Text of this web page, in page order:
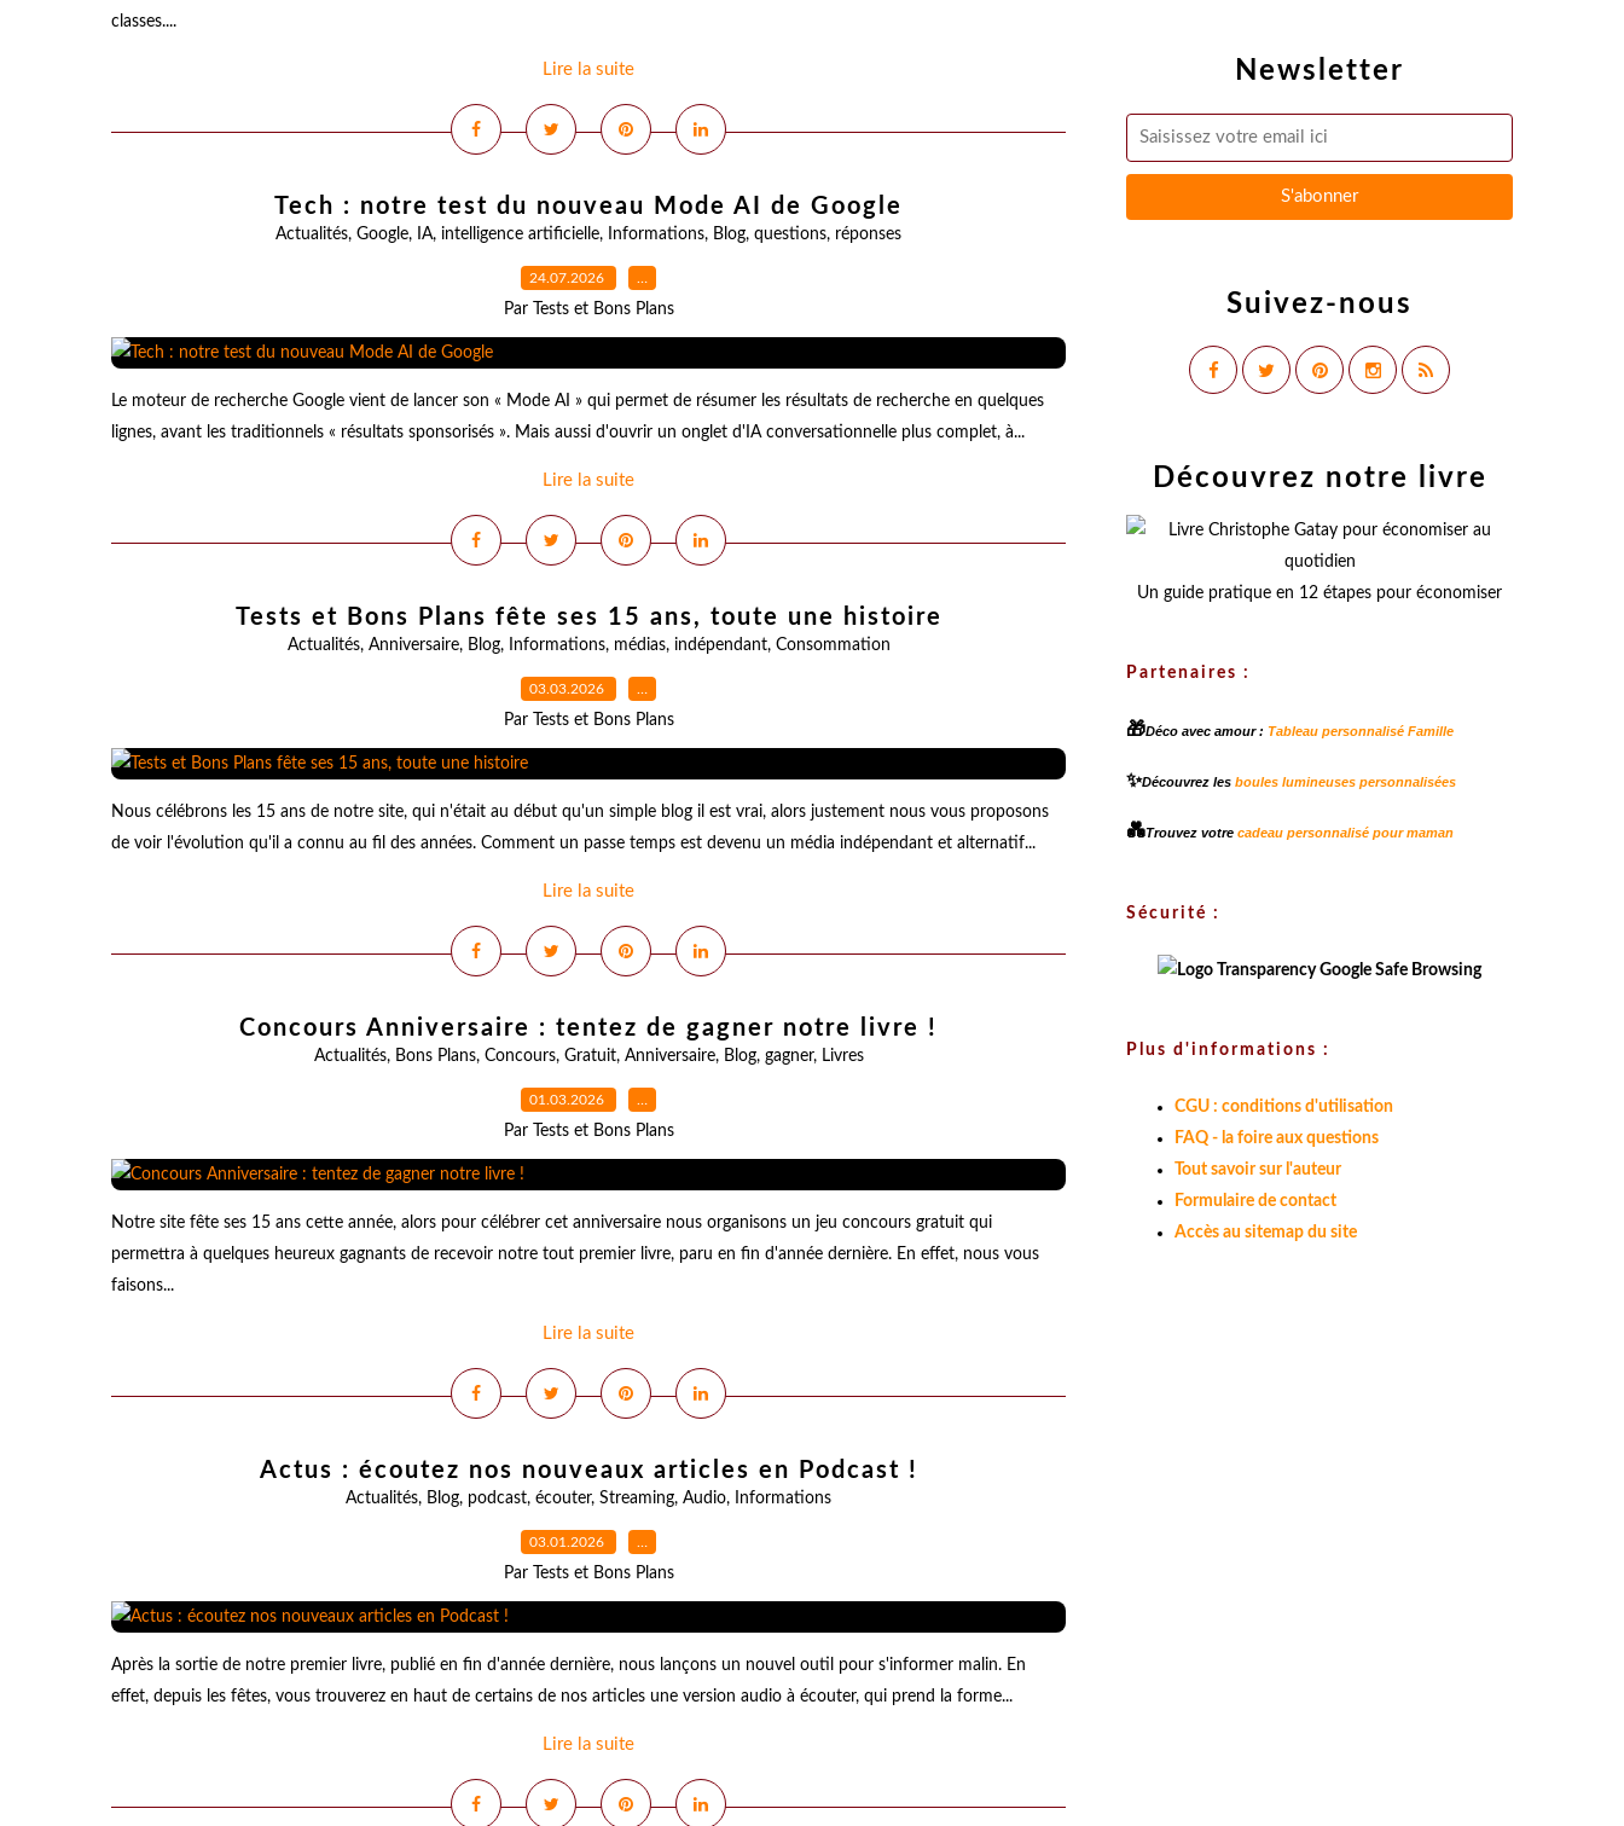
classes....
Lire la suite
Tech : notre test du nouveau Mode AI de Google
Actualités, Google, IA, intelligence artificielle, Informations, Blog, questions, réponses
24.07.2026 …
Par Tests et Bons Plans
Le moteur de recherche Google vient de lancer son « Mode AI » qui permet de résumer les résultats de recherche en quelques
lignes, avant les traditionnels « résultats sponsorisés ». Mais aussi d'ouvrir un onglet d'IA conversationnelle plus complet, à...
Lire la suite
Tests et Bons Plans fête ses 15 ans, toute une histoire
Actualités, Anniversaire, Blog, Informations, médias, indépendant, Consommation
03.03.2026 …
Par Tests et Bons Plans
Nous célébrons les 15 ans de notre site, qui n'était au début qu'un simple blog il est vrai, alors justement nous vous proposons
de voir l'évolution qu'il a connu au fil des années. Comment un passe temps est devenu un média indépendant et alternatif...
Lire la suite
Concours Anniversaire : tentez de gagner notre livre !
Actualités, Bons Plans, Concours, Gratuit, Anniversaire, Blog, gagner, Livres
01.03.2026 …
Par Tests et Bons Plans
Notre site fête ses 15 ans cette année, alors pour célébrer cet anniversaire nous organisons un jeu concours gratuit qui
permettra à quelques heureux gagnants de recevoir notre tout premier livre, paru en fin d'année dernière. En effet, nous vous
faisons...
Lire la suite
Actus : écoutez nos nouveaux articles en Podcast !
Actualités, Blog, podcast, écouter, Streaming, Audio, Informations
03.01.2026 …
Par Tests et Bons Plans
Après la sortie de notre premier livre, publié en fin d'année dernière, nous lançons un nouvel outil pour s'informer malin. En
effet, depuis les fêtes, vous trouverez en haut de certains de nos articles une version audio à écouter, qui prend la forme...
Lire la suite
Newsletter
Suivez-nous
Découvrez notre livre
Un guide pratique en 12 étapes pour économiser
Partenaires :
🎁Déco avec amour : Tableau personnalisé Famille
✨Découvrez les boules lumineuses personnalisées
💑Trouvez votre cadeau personnalisé pour maman
Sécurité :
Plus d'informations :
CGU : conditions d'utilisation
FAQ - la foire aux questions
Tout savoir sur l'auteur
Formulaire de contact
Accès au sitemap du site